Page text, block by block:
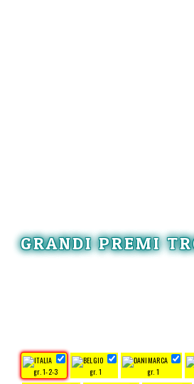
GRANDI PREMI
gr. 1-2-3 gr. 1 gr. 1